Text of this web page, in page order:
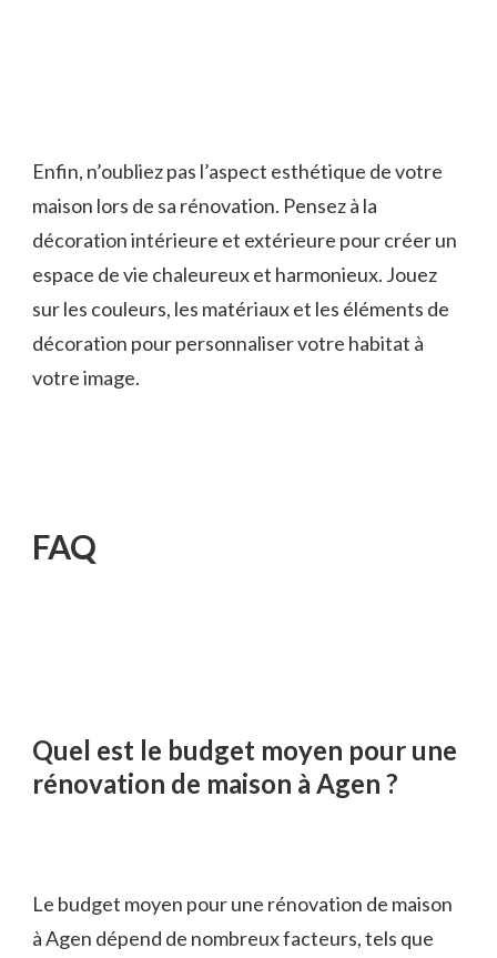
Enfin, n’oubliez pas l’aspect esthétique de votre
maison lors de sa rénovation. Pensez à la
décoration intérieure et extérieure pour créer un
espace de vie chaleureux et harmonieux. Jouez
sur les couleurs, les matériaux et les éléments de
décoration pour personnaliser votre habitat à
votre image.
FAQ
Quel est le budget moyen pour une
rénovation de maison à Agen ?
Le budget moyen pour une rénovation de maison
à Agen dépend de nombreux facteurs, tels que